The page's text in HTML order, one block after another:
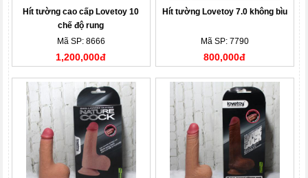
Hít tường cao cấp Lovetoy 10
chế độ rung
Mã SP: 8666
1,200,000đ
Hít tường Lovetoy 7.0 không bìu
Mã SP: 7790
800,000đ